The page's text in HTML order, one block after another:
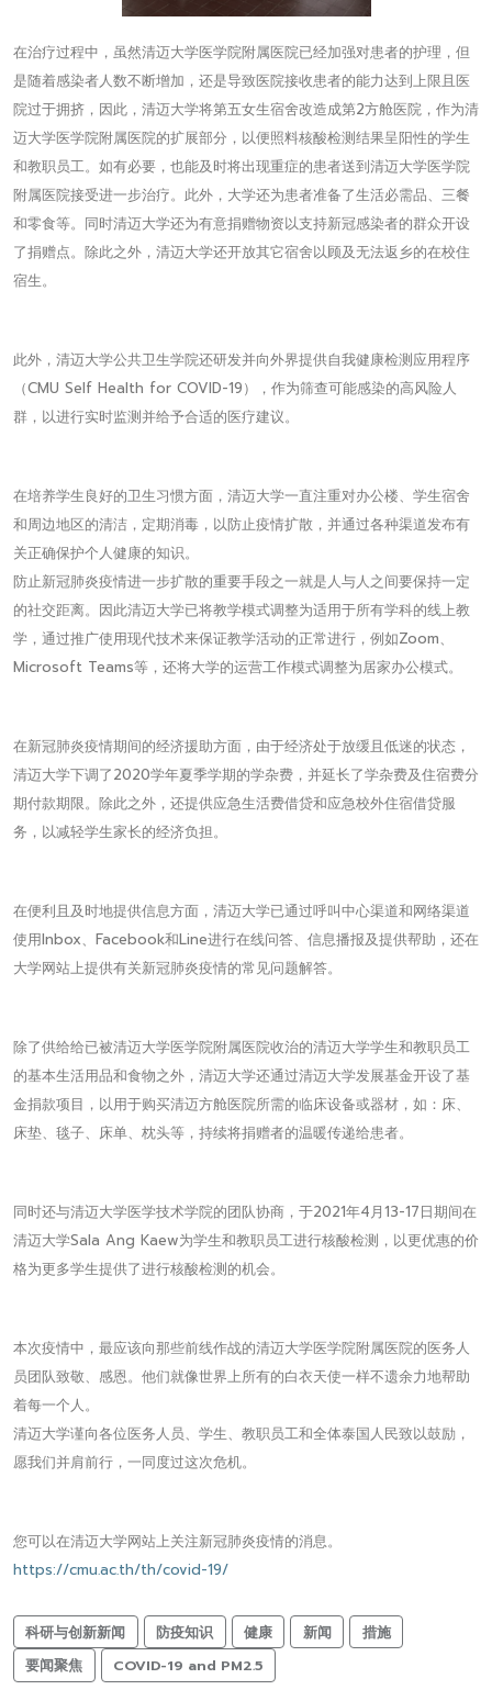
在治疗过程中，虽然清迈大学医学院附属医院已经加强对患者的护理，但
是随着感染者人数不断增加，还是导致医院接收患者的能力达到上限且医
院过于拥挤，因此，清迈大学将第五女生宿舍改造成第2方舱医院，作为清
迈大学医学院附属医院的扩展部分，以便照料核酸检测结果呈阳性的学生
和教职员工。如有必要，也能及时将出现重症的患者送到清迈大学医学院
附属医院接受进一步治疗。此外，大学还为患者准备了生活必需品、三餐
和零食等。同时清迈大学还为有意捐赠物资以支持新冠感染者的群众开设
了捐赠点。除此之外，清迈大学还开放其它宿舍以顾及无法返乡的在校住
宿生。
此外，清迈大学公共卫生学院还研发并向外界提供自我健康检测应用程序
（CMU Self Health for COVID-19），作为筛查可能感染的高风险人
群，以进行实时监测并给予合适的医疗建议。
在培养学生良好的卫生习惯方面，清迈大学一直注重对办公楼、学生宿舍
和周边地区的清洁，定期消毒，以防止疫情扩散，并通过各种渠道发布有
关正确保护个人健康的知识。
防止新冠肺炎疫情进一步扩散的重要手段之一就是人与人之间要保持一定
的社交距离。因此清迈大学已将教学模式调整为适用于所有学科的线上教
学，通过推广使用现代技术来保证教学活动的正常进行，例如Zoom、
Microsoft Teams等，还将大学的运营工作模式调整为居家办公模式。
在新冠肺炎疫情期间的经济援助方面，由于经济处于放缓且低迷的状态，
清迈大学下调了2020学年夏季学期的学杂费，并延长了学杂费及住宿费分
期付款期限。除此之外，还提供应急生活费借贷和应急校外住宿借贷服
务，以减轻学生家长的经济负担。
在便利且及时地提供信息方面，清迈大学已通过呼叫中心渠道和网络渠道
使用Inbox、Facebook和Line进行在线问答、信息播报及提供帮助，还在
大学网站上提供有关新冠肺炎疫情的常见问题解答。
除了供给给已被清迈大学医学院附属医院收治的清迈大学学生和教职员工
的基本生活用品和食物之外，清迈大学还通过清迈大学发展基金开设了基
金捐款项目，以用于购买清迈方舱医院所需的临床设备或器材，如：床、
床垫、毯子、床单、枕头等，持续将捐赠者的温暖传递给患者。
同时还与清迈大学医学技术学院的团队协商，于2021年4月13-17日期间在
清迈大学Sala Ang Kaew为学生和教职员工进行核酸检测，以更优惠的价
格为更多学生提供了进行核酸检测的机会。
本次疫情中，最应该向那些前线作战的清迈大学医学院附属医院的医务人
员团队致敬、感恩。他们就像世界上所有的白衣天使一样不遗余力地帮助
着每一个人。
清迈大学谨向各位医务人员、学生、教职员工和全体泰国人民致以鼓励，
愿我们并肩前行，一同度过这次危机。
您可以在清迈大学网站上关注新冠肺炎疫情的消息。
https://cmu.ac.th/th/covid-19/
科研与创新新闻 防疫知识 健康 新闻
措施
要闻聚焦
COVID-19 and PM2.5